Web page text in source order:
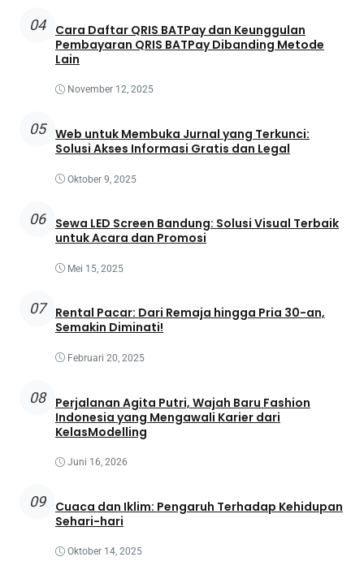
04
Cara Daftar QRIS BATPay dan Keunggulan
Pembayaran QRIS BATPay Dibanding Metode
Lain
November 12, 2025
05 Web untuk Membuka Jurnal yang Terkunci:
Solusi Akses Informasi Gratis dan Legal
Oktober 9, 2025
06
Sewa LED Screen Bandung: Solusi Visual Terbaik
untuk Acara dan Promosi
Mei 15, 2025
07
Rental Pacar: Dari Remaja hingga Pria 30-an,
Semakin Diminati!
Februari 20, 2025
08
Perjalanan Agita Putri, Wajah Baru Fashion
Indonesia yang Mengawali Karier dari
KelasModelling
Juni 16, 2026
09
Cuaca dan Iklim: Pengaruh Terhadap Kehidupan
Sehari-hari
Oktober 14, 2025